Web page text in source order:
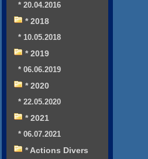
* 20.04.2016
* 2018
* 10.05.2018
* 2019
* 06.06.2019
* 2020
* 22.05.2020
* 2021
* 06.07.2021
* Actions Divers